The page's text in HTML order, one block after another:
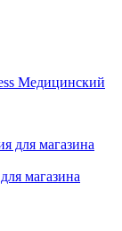
Медицинский
магазина